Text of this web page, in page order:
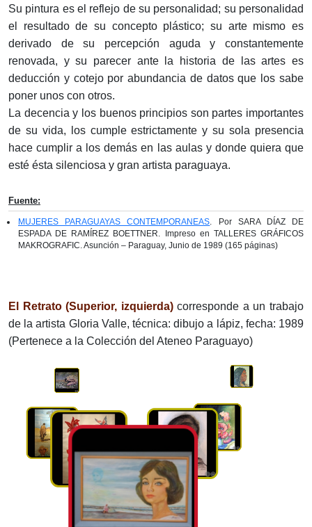
Su pintura es el reflejo de su personalidad; su personalidad
el resultado de su concepto plástico; su arte mismo es
derivado de su percepción aguda y constantemente
renovada, y su parecer ante la historia de las artes es
deducción y cotejo por abundancia de datos que los sabe
poner unos con otros.
La decencia y los buenos principios son partes importantes
de su vida, los cumple estrictamente y su sola presencia
hace cumplir a los demás en las aulas y donde quiera que
esté ésta silenciosa y gran artista paraguaya.
Fuente:
MUJERES PARAGUAYAS CONTEMPORANEAS. Por SARA DÍAZ DE
ESPADA DE RAMÍREZ BOETTNER. Impreso en TALLERES GRÁFICOS
MAKROGRAFIC. Asunción – Paraguay, Junio de 1989 (165 páginas)
El Retrato (Superior, izquierda)corresponde a un trabajo
de la artista Gloria Valle, técnica: dibujo a lápiz, fecha: 1989
(Pertenece a la Colección del Ateneo Paraguayo)